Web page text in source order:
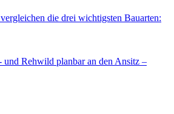
die drei wichtigsten Bauarten:
und Rehwild planbar an den Ansitz –